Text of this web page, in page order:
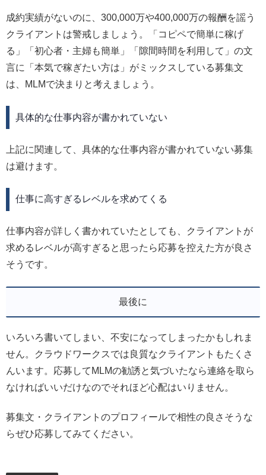
成約実績がないのに、300,000万や400,000万の報酬を謡う
クライアントは警戒しましょう。「コピペで簡単に稼げ
る」「初心者・主婦も簡単」「隙間時間を利用して」の文
言に「本気で稼ぎたい方は」がミックスしている募集文
は、MLMで決まりと考えましょう。
具体的な仕事内容が書かれていない
上記に関連して、具体的な仕事内容が書かれていない募集
は避けます。
仕事に高すぎるレベルを求めてくる
仕事内容が詳しく書かれていたとしても、クライアントが
求めるレベルが高すぎると思ったら応募を控えた方が良さ
そうです。
最後に
いろいろ書いてしまい、不安になってしまったかもしれま
せん。クラウドワークスでは良質なクライアントもたくさ
んいます。応募してMLMの勧誘と気づいたなら連絡を取ら
なければいいだけなのでそれほど心配はいりません。
募集文・クライアントのプロフィールで相性の良さそうな
らぜひ応募してみてください。